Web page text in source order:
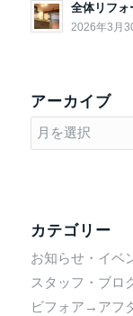
全体リフォ
2026年3月
アーカイブ
カテゴリー
お知らせ・イベ
スタッフ・ブロ
ビフォア→アフ